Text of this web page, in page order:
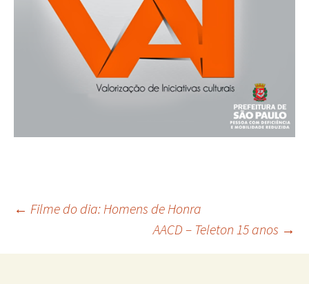
Navegação
de
← Filme do dia: Homens de Honra
AACD – Teleton 15 anos →